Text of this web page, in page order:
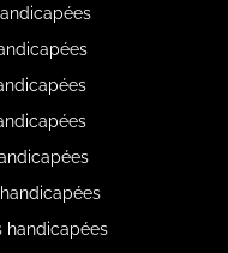
handicapées